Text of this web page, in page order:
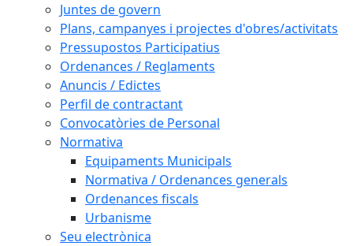
Juntes de govern
Plans, campanyes i projectes d'obres/activitats
Pressupostos Participatius
Ordenances / Reglaments
Anuncis / Edictes
Perfil de contractant
Convocatòries de Personal
Normativa
Equipaments Municipals
Normativa / Ordenances generals
Ordenances fiscals
Urbanisme
Seu electrònica